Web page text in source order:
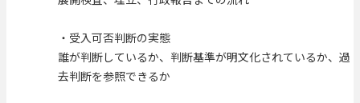
・受入可否判断の実態
誰が判断しているか、判断基準が明文化されているか、過
去判断を参照できるか